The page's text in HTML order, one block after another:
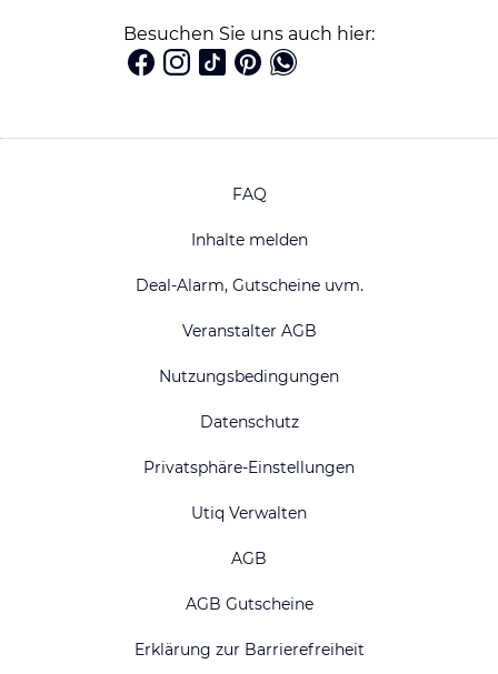
Besuchen Sie uns auch hier:
FAQ
Inhalte melden
Deal-Alarm, Gutscheine uvm.
Veranstalter AGB
Nutzungsbedingungen
Datenschutz
Privatsphäre-Einstellungen
Utiq Verwalten
AGB
AGB Gutscheine
Erklärung zur Barrierefreiheit